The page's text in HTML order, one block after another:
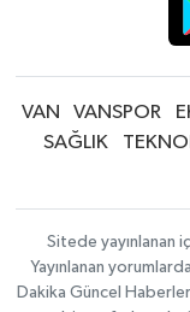
VAN VANSPOR
SAĞLIK
Sitede yayınlanan
Yayınlanan
Dakika Güncel